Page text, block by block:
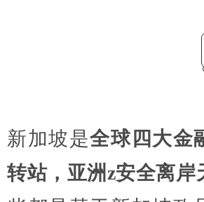
新加坡是全球四大金
转站， 亚洲z安全离岸